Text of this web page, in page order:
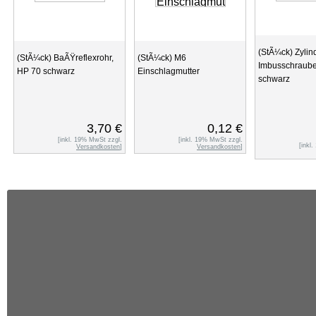
(StÃ¼ck) BaÃŸreflexrohr,
HP 70 schwarz
3,70 €
[inkl. 19% MwSt zzgl.
Versandkosten]
(StÃ¼ck) M6
Einschlagmutter
0,12 €
[inkl. 19% MwSt zzgl.
Versandkosten]
(StÃ¼ck)
schwarz
[inkl.